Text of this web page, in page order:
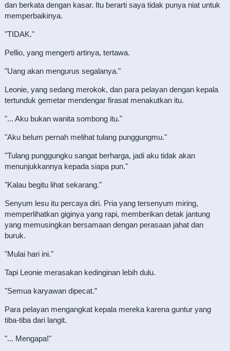
dan berkata dengan kasar. Itu berarti saya tidak punya niat untuk
memperbaikinya.
"TIDAK."
Pellio, yang mengerti artinya, tertawa.
"Uang akan mengurus segalanya."
Leonie, yang sedang merokok, dan para pelayan dengan kepala
tertunduk gemetar mendengar firasat menakutkan itu.
"... Aku bukan wanita sombong itu."
"Aku belum pernah melihat tulang punggungmu."
"Tulang punggungku sangat berharga, jadi aku tidak akan
menunjukkannya kepada siapa pun."
"Kalau begitu lihat sekarang."
Senyum lesu itu percaya diri. Pria yang tersenyum miring,
memperlihatkan giginya yang rapi, memberikan detak jantung
yang memusingkan bersamaan dengan perasaan jahat dan
buruk.
"Mulai hari ini."
Tapi Leonie merasakan kedinginan lebih dulu.
"Semua karyawan dipecat.”
Para pelayan mengangkat kepala mereka karena guntur yang
tiba-tiba dari langit.
"... Mengapa!"